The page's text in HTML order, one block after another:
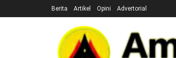
Berita Artikel Opini Advertorial